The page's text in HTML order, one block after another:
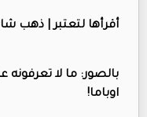
أقرأها لتعتبر | ذهب
بالصور: ما لا تعرفونه
اوباما!